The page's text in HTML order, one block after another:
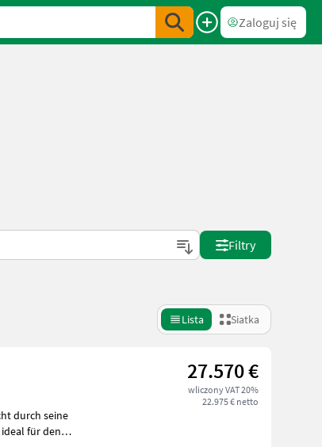
Zaloguj się
Filtry
Lista Siatka
27.570 €
wliczony VAT 20%
22.975 € netto